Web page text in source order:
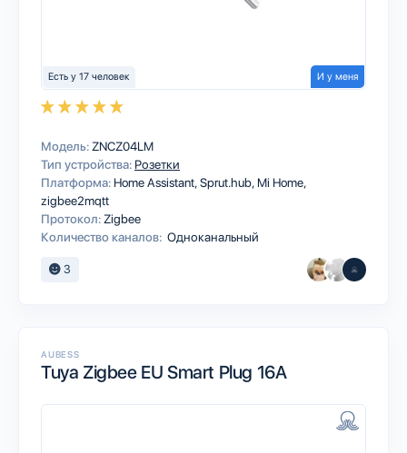
Есть у 17 человек И у меня
Модель: ZNCZ04LM
Тип устройства: Розетки
Платформа: Home AssistantSprut.hub Mi Home
zigbee2mqtt
Протокол: Zigbee
Количество каналов: Одноканальный
3
AUBESS
Tuya Zigbee EU Smart Plug 16A